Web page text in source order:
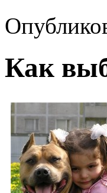
Как